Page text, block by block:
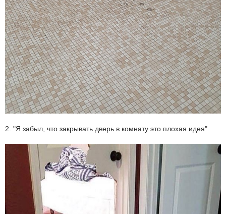
2. "Я забыл, что закрывать дверь в комнату это плохая идея"